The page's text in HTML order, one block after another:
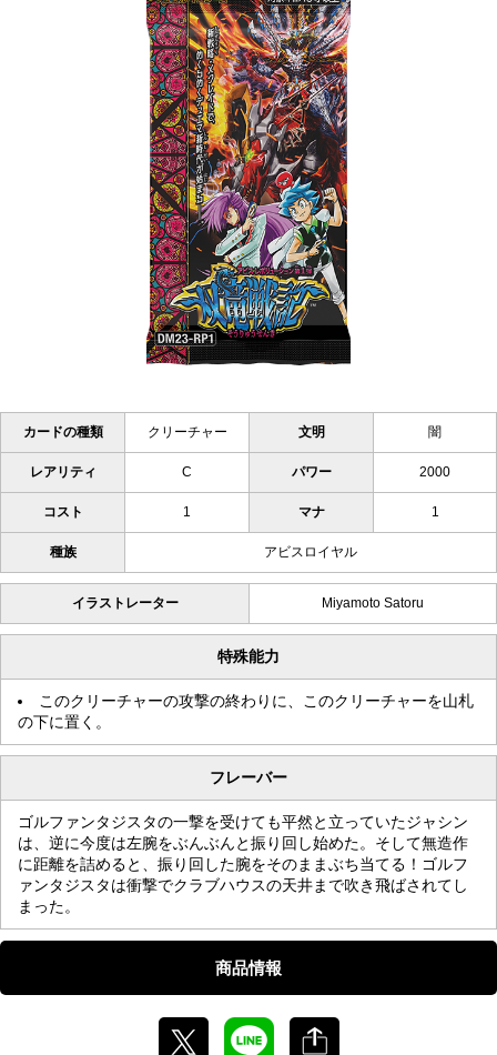
カードの種類 クリーチャー 文明 闇
レアリティ C パワー 2000
コスト 1 マナ 1
種族 アビスロイヤル
イラストレーター Miyamoto Satoru
特殊能力
このクリーチャーの攻撃の終わりに、このクリーチャーを山札
の下に置く。
フレーバー
ゴルファンタジスタの一撃を受けても平然と立っていたジャシン
は、逆に今度は左腕をぶんぶんと振り回し始めた。そして無造作
に距離を詰めると、振り回した腕をそのままぶち当てる！ゴルフ
ァンタジスタは衝撃でクラブハウスの天井まで吹き飛ばされてし
まった。
商品情報